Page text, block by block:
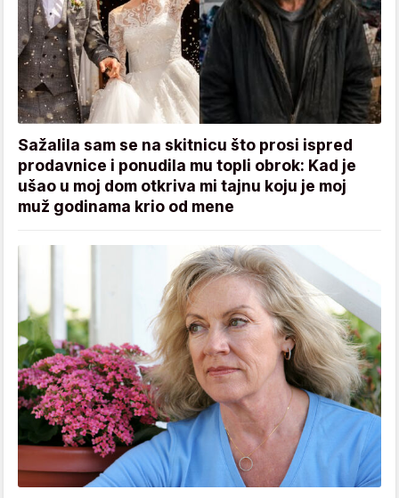
Sažalila sam se na skitnicu što prosi ispred
prodavnice i ponudila mu topli obrok: Kad je
ušao u moj dom otkriva mi tajnu koju je moj
muž godinama krio od mene